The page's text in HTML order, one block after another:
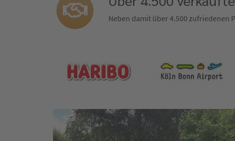
Neben damit über 4.500